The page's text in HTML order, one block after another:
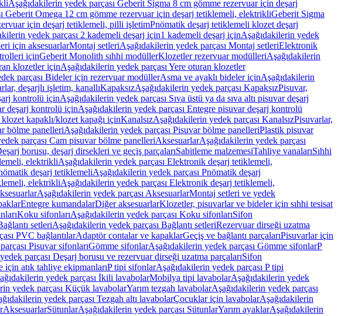
Aşağıdakilerin yedek parçası Geberit Sigma 8 cm gömme rezervuar için deşarj
Geberit Omega 12 cm gömme rezervuar için deşarj tetiklemeli, elektrikliGeberit Sigma
için deşarj tetiklemeli, pilli işletimPnömatik deşarj tetiklemeli klozet deşarj
yedek parçası 2 kademeli deşarj için1 kademeli deşarj içinAşağıdakilerin yedek
için aksesuarlarMontaj setleriAşağıdakilerin yedek parçası Montaj setleriElektronik
içinGeberit Monolith sıhhi modüllerKlozetler rezervuar modülleriAşağıdakilerin
klozetler içinAşağıdakilerin yedek parçası Yere oturan klozetler
parçası Bideler için rezervuar modüllerAsma ve ayaklı bideler içinAşağıdakilerin
deşarjlı işletim, kanallıKapaksızAşağıdakilerin yedek parçası KapaksızPisuvar,
kontrolü içinAşağıdakilerin yedek parçası Sıva üstü ya da sıva altı pisuvar deşarj
deşarj kontrolü içinAşağıdakilerin yedek parçası Entegre pisuvar deşarj kontrolü
kapaklı/klozet kapağı içinKanalsızAşağıdakilerin yedek parçası KanalsızPisuvarlar,
bölme panelleriAşağıdakilerin yedek parçası Pisuvar bölme panelleriPlastik pisuvar
parçası Cam pisuvar bölme panelleriAksesuarlarAşağıdakilerin yedek parçası
borusu, deşarj dirsekleri ve geçiş parçalarıSabitleme malzemesiTahliye vanalarıSıhhi
elektrikliAşağıdakilerin yedek parçası Elektronik deşarj tetiklemeli,
deşarj tetiklemeliAşağıdakilerin yedek parçası Pnömatik deşarj
elektrikliAşağıdakilerin yedek parçası Elektronik deşarj tetiklemeli,
Aşağıdakilerin yedek parçası AksesuarlarMontaj setleri ve yedek
Entegre kumandalarDiğer aksesuarlarKlozetler, pisuvarlar ve bideler için sıhhi tesisat
Koku sifonlarıAşağıdakilerin yedek parçası Koku sifonlarıSifon
setleriAşağıdakilerin yedek parçası Bağlantı setleriRezervuar dirseği uzatma
PVC bağlantılarAdaptör contalar ve kapaklarGeçiş ve bağlantı parçalarıPisuvarlar için
Pisuvar sifonlarıGömme sifonlarAşağıdakilerin yedek parçası Gömme sifonlarP
parçası Deşarj borusu ve rezervuar dirseği uzatma parçalarıSifon
için atık tahliye ekipmanlarıP tipi sifonlarAşağıdakilerin yedek parçası P tipi
yedek parçası İkili lavabolarMobilya tipi lavabolarAşağıdakilerin yedek
yedek parçası Küçük lavabolarYarım tezgah lavabolarAşağıdakilerin yedek parçası
yedek parçası Tezgah altı lavabolarÇocuklar için lavabolarAşağıdakilerin
AksesuarlarSütunlarAşağıdakilerin yedek parçası SütunlarYarım ayaklarAşağıdakilerin